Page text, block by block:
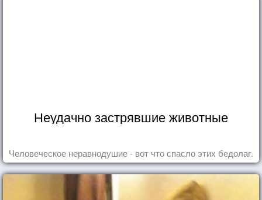
Неудачно застрявшие животные
Человеческое неравнодушие - вот что спасло этих бедолаг.